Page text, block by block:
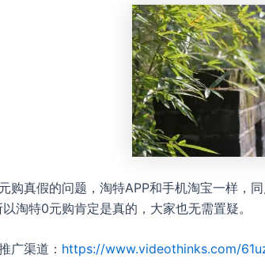
购真假的问题，淘特APP和手机淘宝一样，
淘特0元购肯定是真的，大家也无需置疑。
广渠道： https://www.videothinks.com/